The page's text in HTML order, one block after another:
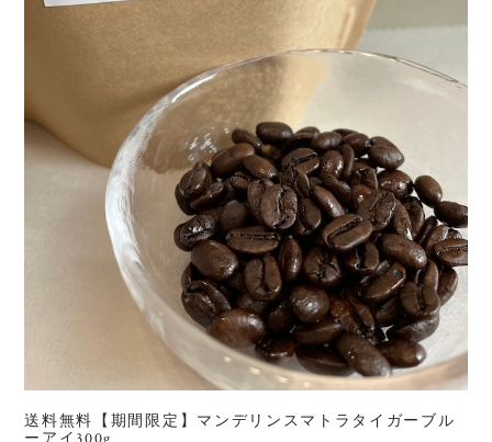
送料無料【期間限定】マンデリンスマトラタイガーブル